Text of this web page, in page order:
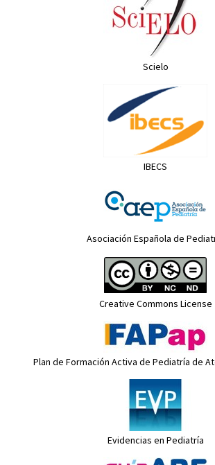
Scielo
IBECS
Asociación Española de
Creative Commons License
Plan de Formación Activa de Pediatría de
Evidencias en Pediatría